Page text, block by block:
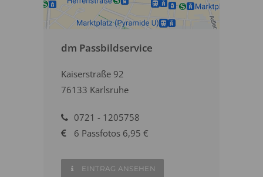
dm Passbildservice
Kaiserstraße 92
76133 Karlsruhe
0721 - 1205758
6 Passfotos 6,95 €
EINTRAG ANSEHEN